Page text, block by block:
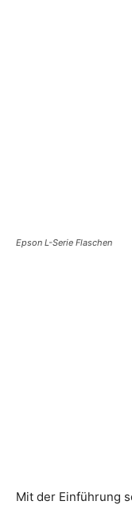
Epson L-Serie Flaschen
Mit der Einführung